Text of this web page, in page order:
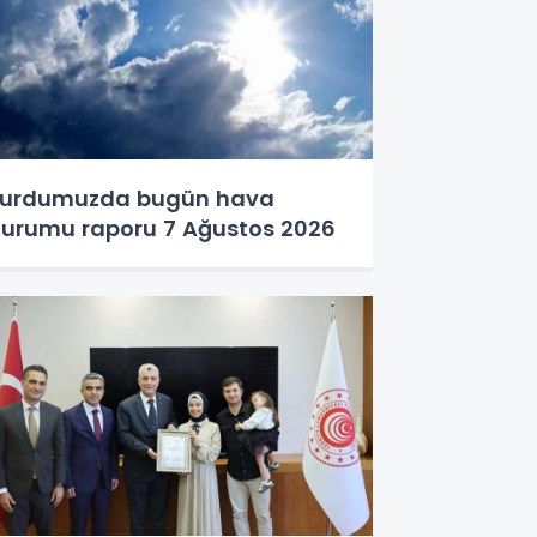
bugün hava
raporu 7 Ağustos 2026